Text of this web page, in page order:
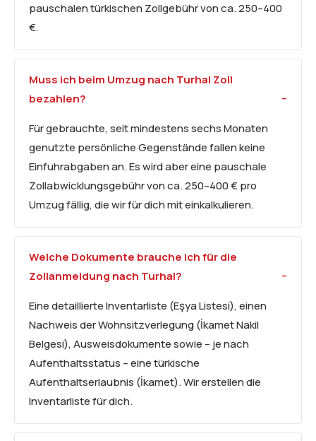
pauschalen türkischen Zollgebühr von ca. 250–400
€.
Muss ich beim Umzug nach Turhal Zoll
bezahlen?
Für gebrauchte, seit mindestens sechs Monaten
genutzte persönliche Gegenstände fallen keine
Einfuhrabgaben an. Es wird aber eine pauschale
Zollabwicklungsgebühr von ca. 250–400 € pro
Umzug fällig, die wir für dich mit einkalkulieren.
Welche Dokumente brauche ich für die
Zollanmeldung nach Turhal?
Eine detaillierte Inventarliste (Eşya Listesi), einen
Nachweis der Wohnsitzverlegung (İkamet Nakil
Belgesi), Ausweisdokumente sowie – je nach
Aufenthaltsstatus – eine türkische
Aufenthaltserlaubnis (İkamet). Wir erstellen die
Inventarliste für dich.